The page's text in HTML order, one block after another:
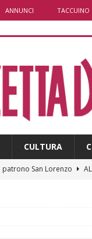
ANNUNCI TACCUINO
CULTURA
San Lorenzo